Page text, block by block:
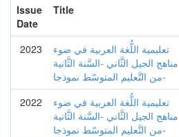
Issue
Date
Title
2023
تعليمية اللُّغة العربية في ضوء
مناهج الجيل الثَّاني -السَّنة الثَّانية
من التَّعليم المتوسّط نموذجا-
2022
تعليمية اللُّغة العربية في ضوء
مناهج الجيل الثَّاني -السَّنة الثَّانية
من التَّعليم المتوسّط نموذجا-